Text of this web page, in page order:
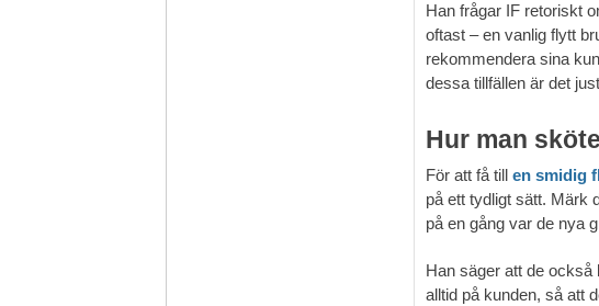
Han frågar IF retoriskt
oftast – en vanlig flytt
rekommendera sina
dessa tillfällen är det
Hur man
För att få till en smidig
på ett tydligt sätt. Märk
på en gång var de nya
Han säger att de
alltid på kunden, så att